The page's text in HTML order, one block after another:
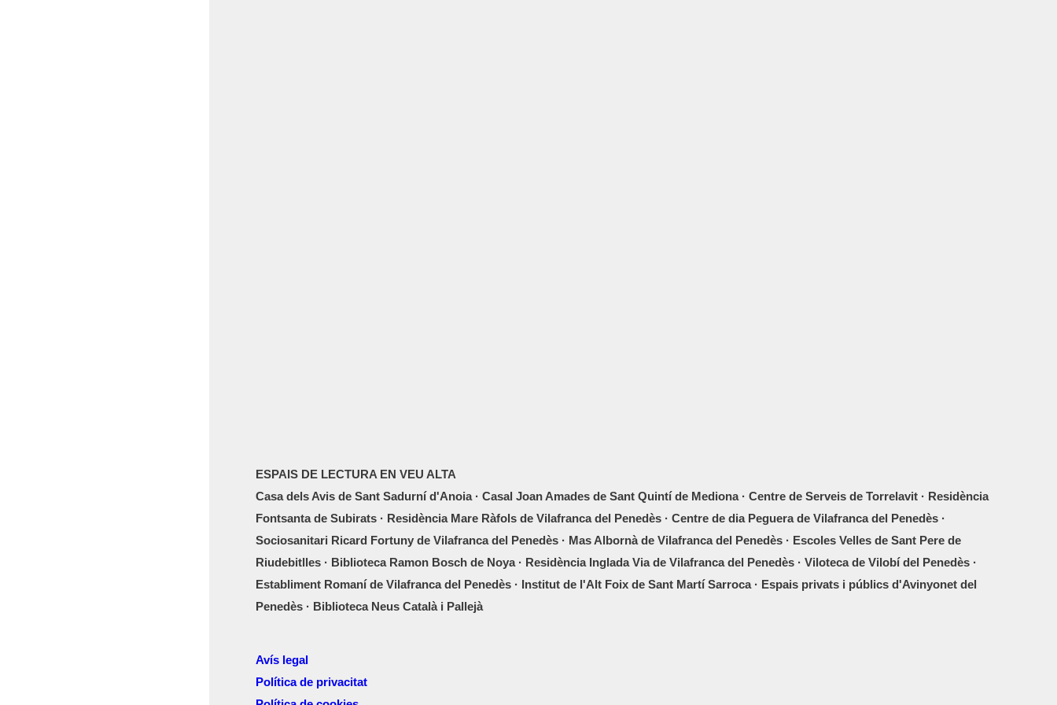
ESPAIS DE LECTURA EN VEU ALTA
Casa dels Avis de Sant Sadurní d'Anoia · Casal Joan Amades de Sant Quintí de Mediona · Centre de Serveis de Torrelavit · Residència
Fontsanta de Subirats · Residència Mare Ràfols de Vilafranca del Penedès · Centre de dia Peguera de Vilafranca del Penedès ·
Sociosanitari Ricard Fortuny de Vilafranca del Penedès · Mas Albornà de Vilafranca del Penedès · Escoles Velles de Sant Pere de
Riudebitlles · Biblioteca Ramon Bosch de Noya · Residència Inglada Via de Vilafranca del Penedès · Viloteca de Vilobí del Penedès ·
Establiment Romaní de Vilafranca del Penedès · Institut de l'Alt Foix de Sant Martí Sarroca · Espais privats i públics d'Avinyonet del
Penedès · Biblioteca Neus Català i Pallejà
Avís legal
Política de privacitat